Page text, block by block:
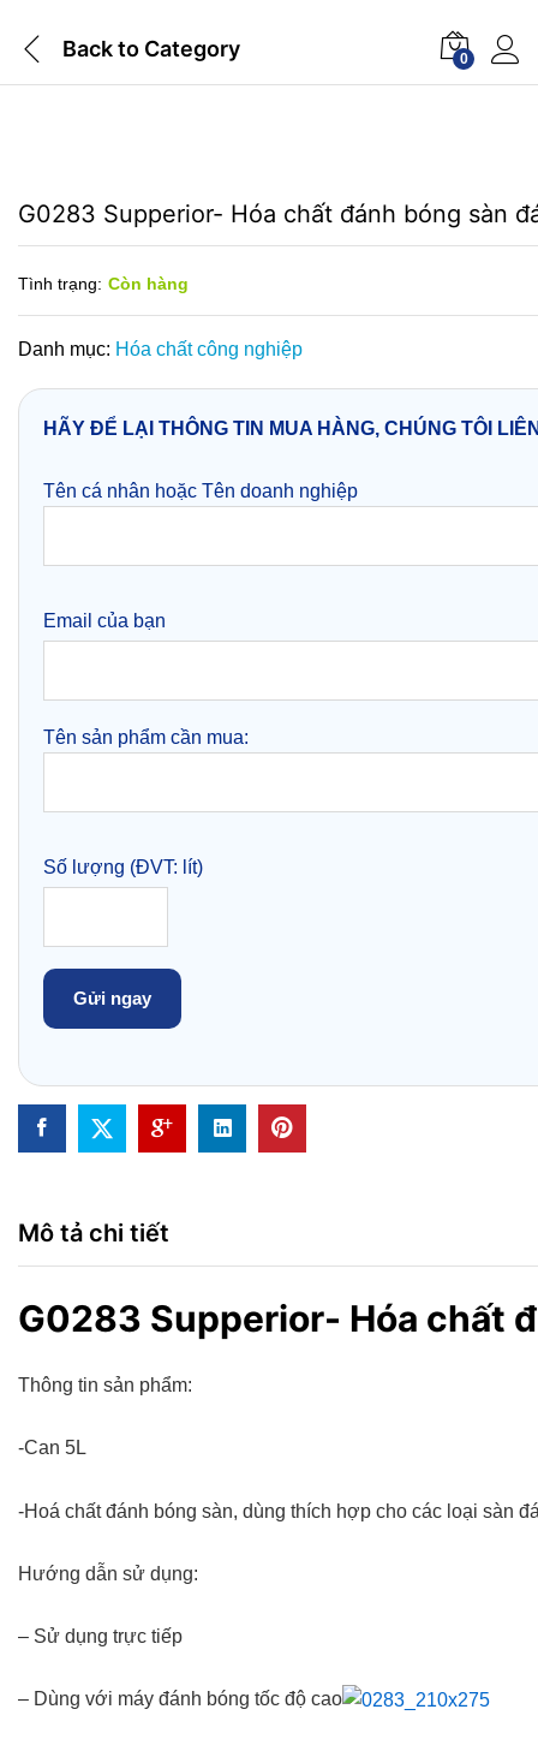
Back to Category 0
G0283 Supperior- Hóa chất đánh bóng sàn
Tình trạng: Còn hàng
Danh mục: Hóa chất công nghiệp
HÃY ĐỂ LẠI THÔNG TIN MUA HÀNG, CHÚNG TÔI
Tên cá nhân hoặc Tên doanh nghiệp
Email của bạn
Tên sản phẩm cần mua:
Số lượng (ĐVT: lít)
Mô tả chi tiết
G0283 Supperior- Hóa chất
Thông tin sản phẩm:
-Can 5L
-Hoá chất đánh bóng sàn, dùng thích hợp cho các loại sàn
Hướng dẫn sử dụng:
– Sử dụng trực tiếp
– Dùng với máy đánh bóng tốc độ cao